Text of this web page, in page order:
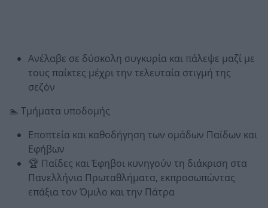
Ανέλαβε σε δύσκολη συγκυρία και πάλεψε μαζί με
τους παίκτες μέχρι την τελευταία στιγμή της
σεζόν
🏊 Τμήματα υποδομής
Εποπτεία και καθοδήγηση των ομάδων Παίδων και
Εφήβων
🏆 Παίδες και Έφηβοι κυνηγούν τη διάκριση στα
Πανελλήνια Πρωταθλήματα, εκπροσωπώντας
επάξια τον Όμιλο και την Πάτρα